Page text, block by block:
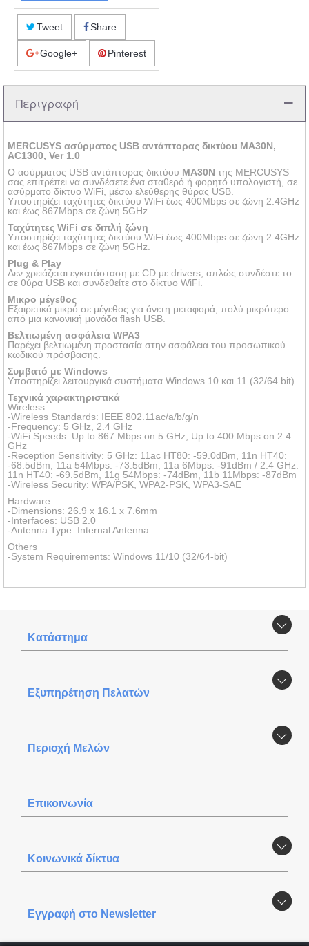
Tweet Share
Google+ Pinterest
Περιγραφή
MERCUSYS ασύρματος USB αντάπτορας δικτύου MA30N,
AC1300, Ver 1.0
Ο ασύρματος USB αντάπτορας δικτύου MA30N της MERCUSYS
σας επιτρέπει να συνδέσετε ένα σταθερό ή φορητό υπολογιστή, σε
ασύρματο δίκτυο WiFi, μέσω ελεύθερης θύρας USB.
Υποστηρίζει ταχύτητες δικτύου WiFi έως 400Mbps σε ζώνη 2.4GHz
και έως 867Mbps σε ζώνη 5GHz.
Ταχύτητες WiFi σε διπλή ζώνη
Υποστηρίζει ταχύτητες δικτύου WiFi έως 400Mbps σε ζώνη 2.4GHz
και έως 867Mbps σε ζώνη 5GHz.
Plug & Play
Δεν χρειάζεται εγκατάσταση με CD με drivers, απλώς συνδέστε το
σε θύρα USB και συνδεθείτε στο δίκτυο WiFi.
Μικρο μέγεθος
Εξαιρετικά μικρό σε μέγεθος για άνετη μεταφορά, πολύ μικρότερο
από μια κανονική μονάδα flash USB.
Βελτιωμένη ασφάλεια WPA3
Παρέχει βελτιωμένη προστασία στην ασφάλεια του προσωπικού
κωδικού πρόσβασης.
Συμβατό με Windows
Υποστηρίζει λειτουργικά συστήματα Windows 10 και 11 (32/64 bit).
Τεχνικά χαρακτηριστικά
Wireless
-Wireless Standards: IEEE 802.11ac/a/b/g/n
-Frequency: 5 GHz, 2.4 GHz
-WiFi Speeds: Up to 867 Mbps on 5 GHz, Up to 400 Mbps on 2.4
GHz
-Reception Sensitivity: 5 GHz: 11ac HT80: -59.0dBm, 11n HT40:
-68.5dBm, 11a 54Mbps: -73.5dBm, 11a 6Mbps: -91dBm / 2.4 GHz:
11n HT40: -69.5dBm, 11g 54Mbps: -74dBm, 11b 11Mbps: -87dBm
-Wireless Security: WPA/PSK, WPA2-PSK, WPA3-SAE
Hardware
-Dimensions: 26.9 x 16.1 x 7.6mm
-Interfaces: USB 2.0
-Antenna Type: Internal Antenna
Others
-System Requirements: Windows 11/10 (32/64-bit)
Κατάστημα
Εξυπηρέτηση Πελατών
Περιοχή Mελών
Επικοινωνία
Κοινωνικά δίκτυα
Εγγραφή στο Newsletter